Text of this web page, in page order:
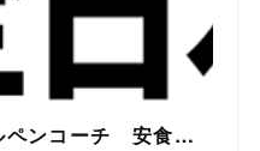
SAJ事務局来訪者 アルペンコーチ 安食真治さん | 公益財団法人全日本スキー連盟